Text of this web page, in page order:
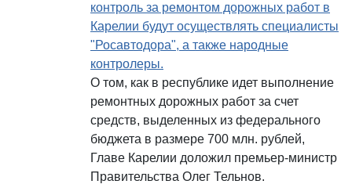
контроль за ремонтом дорожных работ в
Карелии будут осуществлять специалисты
"Росавтодора", а также народные
контролеры.
О том, как в республике идет выполнение
ремонтных дорожных работ за счет
средств, выделенных из федерального
бюджета в размере 700 млн. рублей,
Главе Карелии доложил премьер-министр
Правительства Олег Тельнов.